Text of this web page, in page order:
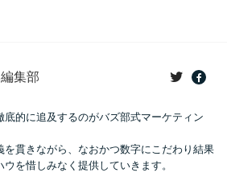
集部
底的に追及するのがバズ部式マーケティン
を貫きながら、なおかつ数字にこだわり結果
を惜しみなく提供していきます。